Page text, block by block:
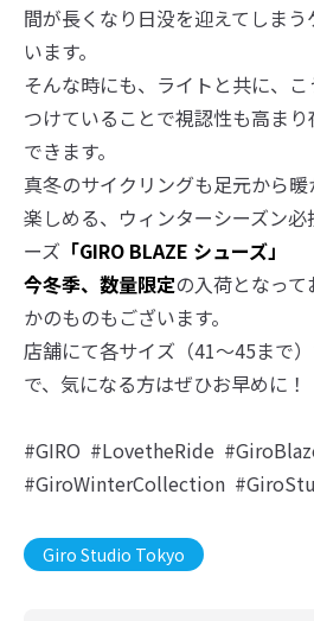
間が長くなり日没を迎えてしま
います。
そんな時にも、ライトと共に、
つけていることで視認性も高ま
できます。
真冬のサイクリングも足元から
楽しめる、ウィンターシーズン
ーズ 「GIRO BLAZE シューズ」
今冬季、数量限定の入荷となっ
かのものもございます。
店舗にて各サイズ（41〜45まで
で、気になる方はぜひお早めに！
#GIRO #LovetheRide
#GiroWinterCollection
Giro Studio Tokyo